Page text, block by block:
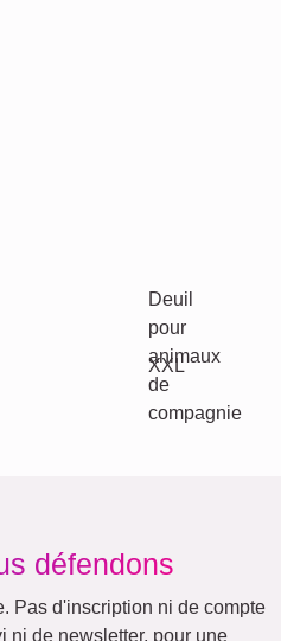
exemples:
Mariage
Scrapbook
Villes